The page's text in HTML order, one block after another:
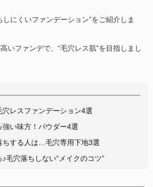
しにくいファンデーション”をご紹介しま
いファンデで、“毛穴レス肌”を目指しまし
穴レスファンデーション4選
い味方！パウダー4選
ちする人は…毛穴専用下地3選
毛穴落ちしない“メイクのコツ”